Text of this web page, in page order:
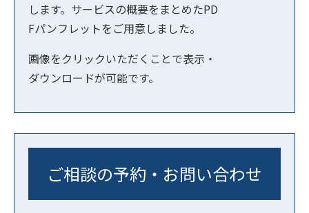
します。サービスの概要をまとめたPD
Fパンフレットをご用意しました。
画像をクリックいただくことで表示・
ダウンロードが可能です。
ご相談の予約・お問い合わせ